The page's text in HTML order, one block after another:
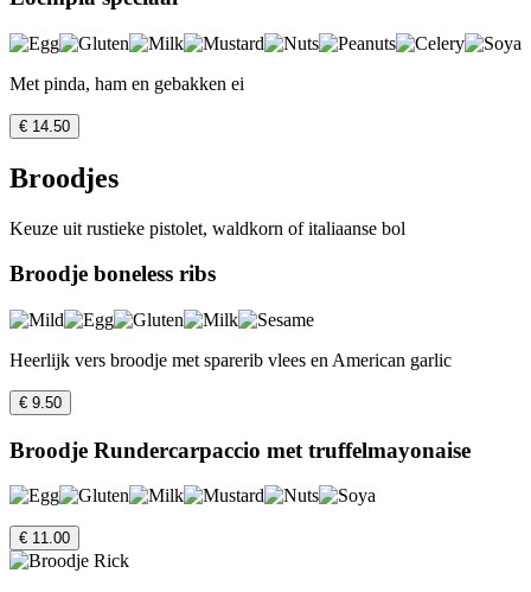
Met pinda, ham en gebakken ei
€ 14.50
Broodjes
Keuze uit rustieke pistolet, waldkorn of italiaanse bol
Broodje boneless ribs
Heerlijk vers broodje met sparerib vlees en American garlic
€ 9.50
Broodje Rundercarpaccio met truffelmayonaise
€ 11.00